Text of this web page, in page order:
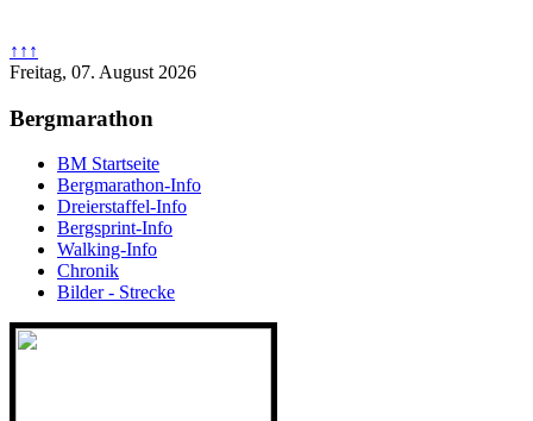
↑↑↑
Freitag, 07. August 2026
Bergmarathon
BM Startseite
Bergmarathon-Info
Dreierstaffel-Info
Bergsprint-Info
Walking-Info
Chronik
Bilder - Strecke